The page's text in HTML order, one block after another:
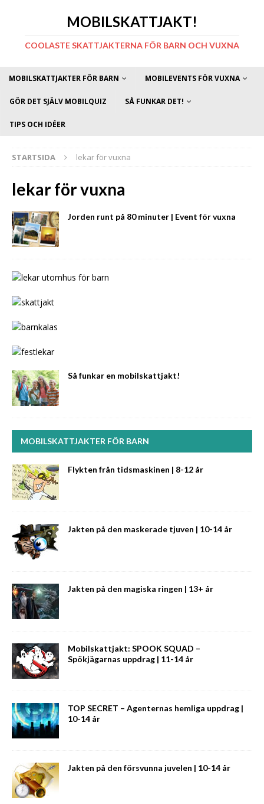
MOBILSKATTJAKT!
COOLASTE SKATTJAKTERNA FÖR BARN OCH VUXNA
MOBILSKATTJAKTER FÖR BARN MOBILEVENTS FÖR VUXNA
GÖR DET SJÄLV MOBILQUIZ SÅ FUNKAR DET!
TIPS OCH IDÉER
STARTSIDA lekar för vuxna
lekar för vuxna
Jorden runt på 80 minuter | Event för vuxna
Så funkar en mobilskattjakt!
MOBILSKATTJAKTER FÖR BARN
Flykten från tidsmaskinen | 8-12 år
Jakten på den maskerade tjuven | 10-14 år
Jakten på den magiska ringen | 13+ år
Mobilskattjakt: SPOOK SQUAD –
Spökjägarnas uppdrag | 11-14 år
TOP SECRET – Agenternas hemliga uppdrag |
10-14 år
Jakten på den försvunna juvelen | 10-14 år